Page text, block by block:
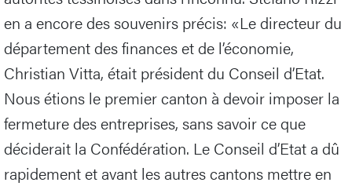
en a encore des souvenirs précis: «Le directeur du
département des finances et de l’économie,
Christian Vitta, était président du Conseil d’Etat.
Nous étions le premier canton à devoir imposer la
fermeture des entreprises, sans savoir ce que
déciderait la Confédération. Le Conseil d’Etat a dû
rapidement et avant les autres cantons mettre en